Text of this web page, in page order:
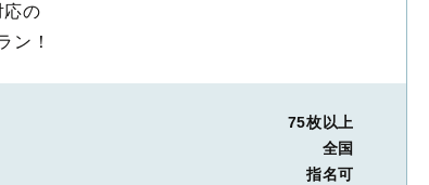
応の
ン！
75枚以上
全国
指名可